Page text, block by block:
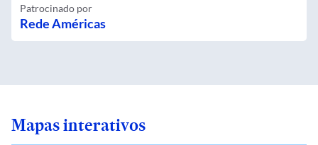
Patrocinado por
Rede Américas
Mapas interativos